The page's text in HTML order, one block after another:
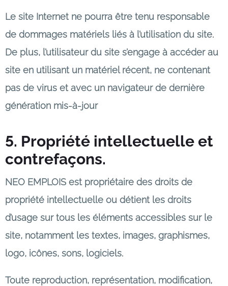
Le site Internet ne pourra être tenu responsable
de dommages matériels liés à l’utilisation du site.
De plus, l’utilisateur du site s’engage à accéder au
site en utilisant un matériel récent, ne contenant
pas de virus et avec un navigateur de dernière
génération mis-à-jour
5. Propriété intellectuelle et
contrefaçons.
NEO EMPLOIS est propriétaire des droits de
propriété intellectuelle ou détient les droits
d’usage sur tous les éléments accessibles sur le
site, notamment les textes, images, graphismes,
logo, icônes, sons, logiciels.
Toute reproduction, représentation, modification,